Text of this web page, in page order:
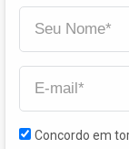
Concordo em